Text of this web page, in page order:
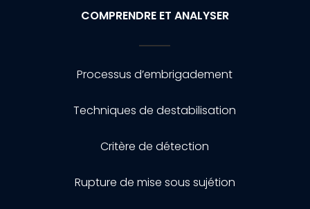
COMPRENDRE ET ANALYSER
Processus d’embrigadement
Techniques de destabilisation
Critère de détection
Rupture de mise sous sujétion